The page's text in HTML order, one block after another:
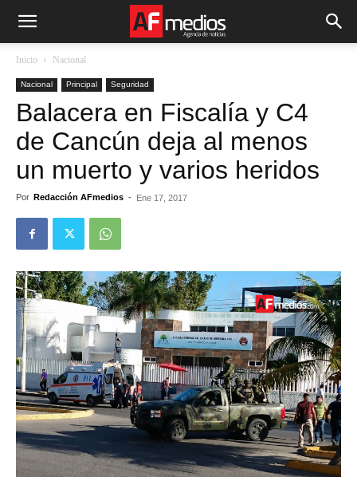
Inicio Nacional
Nacional Principal Seguridad
Balacera en Fiscalía y C4
de Cancún deja al menos
un muerto y varios heridos
Por Redacción AFmedios - Ene 17, 2017